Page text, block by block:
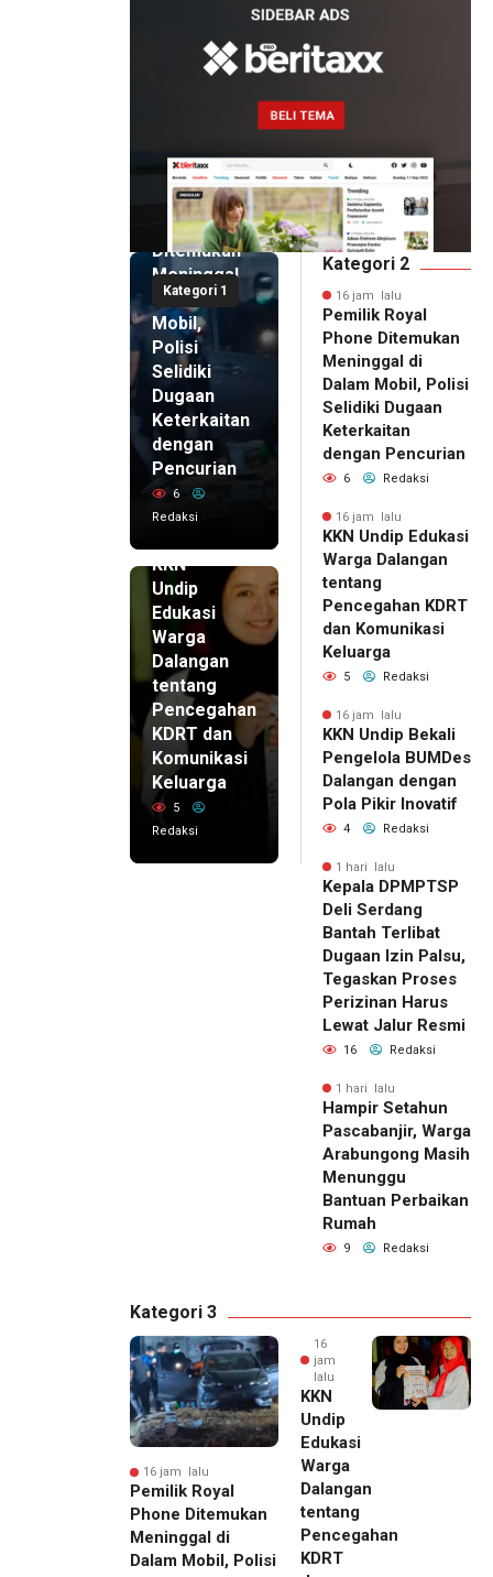
Kategori 1
16 jam lalu
Pemilik
Royal
Phone
Ditemukan
Meninggal
di Dalam
Mobil,
Polisi
Selidiki
Dugaan
Keterkaitan
dengan
Pencurian
6
Redaksi
KKN
Undip
Edukasi
Warga
Dalangan
tentang
Pencegahan
KDRT dan
Komunikasi
Keluarga
5
Redaksi
Kategori 2
16 jam lalu
Pemilik Royal
Phone Ditemukan
Meninggal di
Dalam Mobil, Polisi
Selidiki Dugaan
Keterkaitan
dengan Pencurian
6 Redaksi
16 jam lalu
KKN Undip Edukasi
Warga Dalangan
tentang
Pencegahan KDRT
dan Komunikasi
Keluarga
5 Redaksi
16 jam lalu
KKN Undip Bekali
Pengelola BUMDes
Dalangan dengan
Pola Pikir Inovatif
4 Redaksi
1 hari lalu
Kepala DPMPTSP
Deli Serdang
Bantah Terlibat
Dugaan Izin Palsu,
Tegaskan Proses
Perizinan Harus
Lewat Jalur Resmi
16 Redaksi
1 hari lalu
Hampir Setahun
Pascabanjir, Warga
Arabungong Masih
Menunggu
Bantuan Perbaikan
Rumah
9 Redaksi
Kategori 3
16 jam lalu
Pemilik Royal
Phone Ditemukan
Meninggal di
Dalam Mobil, Polisi
16
jam
lalu
KKN
Undip
Edukasi
Warga
Dalangan
tentang
Pencegahan
KDRT